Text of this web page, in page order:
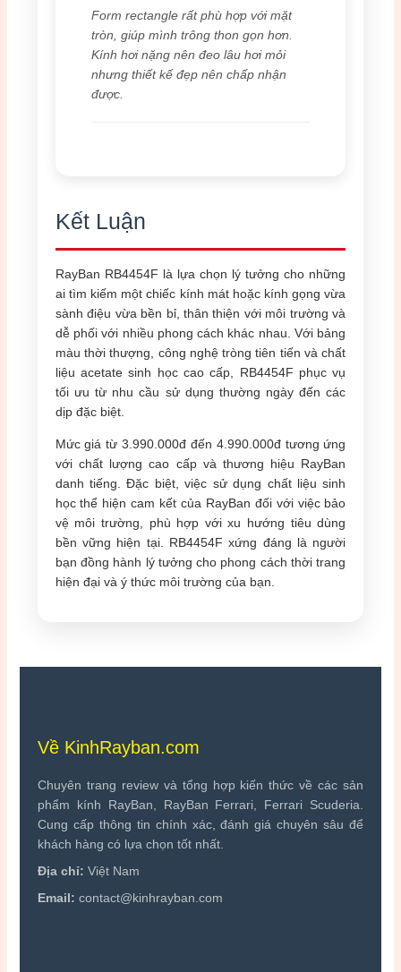
Form rectangle rất phù hợp với mặt
tròn, giúp mình trông thon gọn hơn.
Kính hơi nặng nên đeo lâu hơi mỏi
nhưng thiết kế đẹp nên chấp nhận
được.
Kết Luận
RayBan RB4454F là lựa chọn lý tưởng cho những
ai tìm kiếm một chiếc kính mát hoặc kính gọng vừa
sành điệu vừa bền bỉ, thân thiện với môi trường và
dễ phối với nhiều phong cách khác nhau. Với bảng
màu thời thượng, công nghệ tròng tiên tiến và chất
liệu acetate sinh học cao cấp, RB4454F phục vụ
tối ưu từ nhu cầu sử dụng thường ngày đến các
dịp đặc biệt.
Mức giá từ 3.990.000đ đến 4.990.000đ tương ứng
với chất lượng cao cấp và thương hiệu RayBan
danh tiếng. Đặc biệt, việc sử dụng chất liệu sinh
học thể hiện cam kết của RayBan đối với việc bảo
vệ môi trường, phù hợp với xu hướng tiêu dùng
bền vững hiện tại. RB4454F xứng đáng là người
bạn đồng hành lý tưởng cho phong cách thời trang
hiện đại và ý thức môi trường của bạn.
Về KinhRayban.com
Chuyên trang review và tổng hợp kiến thức về các sản
phẩm kính RayBan, RayBan Ferrari, Ferrari Scuderia.
Cung cấp thông tin chính xác, đánh giá chuyên sâu để
khách hàng có lựa chọn tốt nhất.
Địa chỉ: Việt Nam
Email: contact@kinhrayban.com